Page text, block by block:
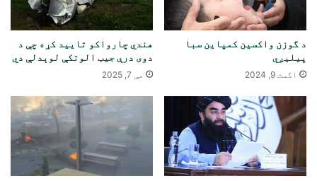
د گوزن واکسین کمپاین سبا
پیلیږي
اگست 9, 2024
هندي چارواکو تایید کړه چې د
دوی درې جیټ الوتکې لوېدلې دي
مې 7, 2025